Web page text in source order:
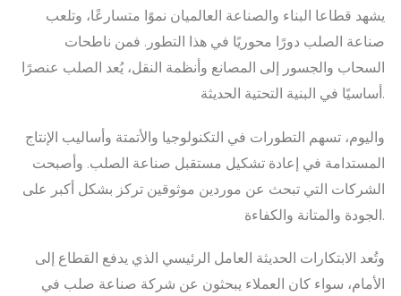
يشهد قطاعا البناء والصناعة العالميان نموًا متسارعًا، وتلعب
صناعة الصلب دورًا محوريًا في هذا التطور. فمن ناطحات
السحاب والجسور إلى المصانع وأنظمة النقل، يُعد الصلب عنصرًا
أساسيًا في البنية التحتية الحديثة.
واليوم، تسهم التطورات في التكنولوجيا والأتمتة وأساليب الإنتاج
المستدامة في إعادة تشكيل مستقبل صناعة الصلب. وأصبحت
الشركات التي تبحث عن موردين موثوقين تركز بشكل أكبر على
الجودة والمتانة والكفاءة.
وتُعد الابتكارات الحديثة العامل الرئيسي الذي يدفع القطاع إلى
الأمام، سواء كان العملاء يبحثون عن شركة صناعة صلب في